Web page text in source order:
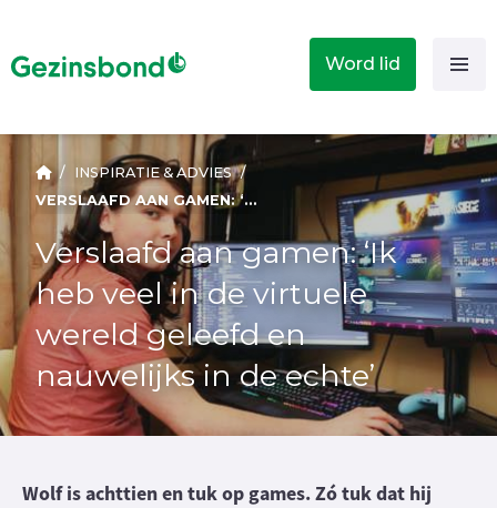
Word lid
/ INSPIRATIE & ADVIES /
VERSLAAFD AAN GAMEN: ‘IK HEB VEEL IN DE VIRTUELE WERELD GELEEFD EN NAUWELIJKS IN DE ECHTE’
Verslaafd aan gamen: ‘Ik
heb veel in de virtuele
wereld geleefd en
nauwelijks in de echte’
Wolf is achttien en tuk op games. Zó tuk dat hij